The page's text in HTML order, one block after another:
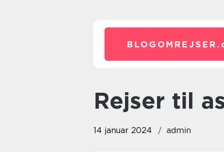
BLOGOMREJSER.
rejser til
14 januar 2024 admin